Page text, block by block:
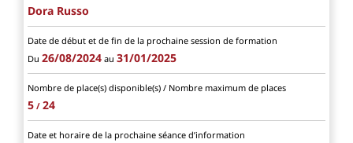
Dora Russo
Date de début et de fin de la prochaine session de formation
Du 26/08/2024au 31/01/2025
Nombre de place(s) disponible(s) / Nombre maximum de places
5 / 24
Date et horaire de la prochaine séance d’information